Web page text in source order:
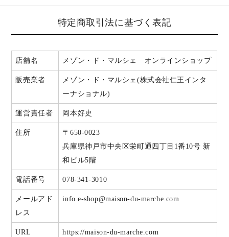
特定商取引法に基づく表記
店舗名 メゾン・ド・マルシェ オンラインショップ
販売業者
メゾン・ド・マルシェ(株式会社仁王インタ
ーナショナル)
運営責任者 岡本好史
住所
〒650-0023
兵庫県神戸市中央区栄町通四丁目1番10号 新
和ビル5階
電話番号 078-341-3010
メールアド
レス
info.e-shop@maison-du-marche.com
URL https://maison-du-marche.com